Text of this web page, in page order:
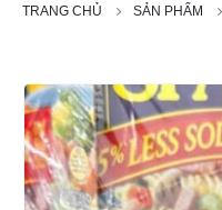
TRANG CHỦ SẢN PHẨM